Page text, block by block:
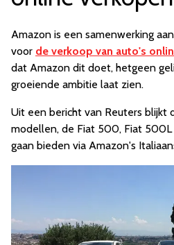
Amazon is een samenwerking
voor de verkoop van auto's
dat Amazon dit doet, hetgeen
groeiende ambitie laat zien.
Uit een bericht van Reuters blijkt
modellen, de Fiat 500, Fiat 500L
gaan bieden via Amazon's